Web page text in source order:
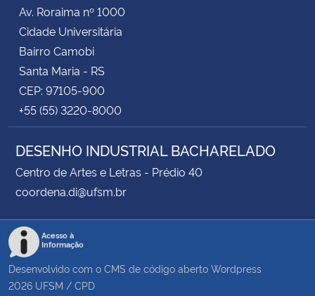
Av. Roraima nº 1000
Cidade Universitária
Bairro Camobi
Santa Maria - RS
CEP: 97105-900
+55 (55) 3220-8000
DESENHO INDUSTRIAL BACHARELADO
Centro de Artes e Letras - Prédio 40
coordena.di@ufsm.br
Acesso à
Informação
Desenvolvido com o CMS de código aberto Wordpress
2026 UFSM / CPD